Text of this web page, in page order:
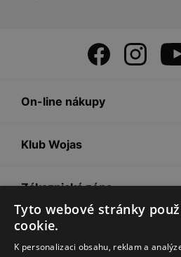
On-line nákupy
Klub Wojas
Zákaznická zóna
Společnost Wojas
Tyto webové stránky
cookie.
K personalizaci obsahu, reklam a